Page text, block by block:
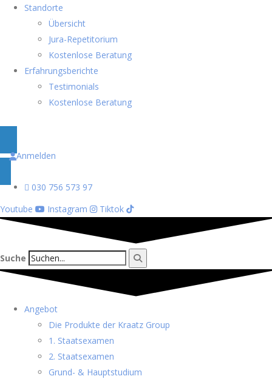
Standorte
Übersicht
Jura-Repetitorium
Kostenlose Beratung
Erfahrungsberichte
Testimonials
Kostenlose Beratung
Anmelden
030 756 573 97
Youtube
Instagram Tiktok
Suche
Angebot
Die Produkte der Kraatz Group
1. Staatsexamen
2. Staatsexamen
Grund- & Hauptstudium